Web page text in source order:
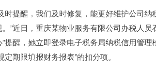
时提醒，我们及时修复，能更好维护公司
”近日，重庆某物业服务有限公司办税人
提醒，她立即登录电子税务局纳税信用管
定期限填报财务报表”的扣分项。